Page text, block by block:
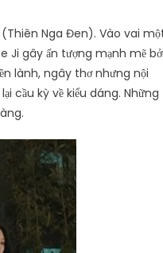
Nga Đen). Vào vai
Ji gây ấn tượng mạnh mẽ bởi
lành, ngây thơ nhưng nội
cầu kỳ về kiểu dáng. Những